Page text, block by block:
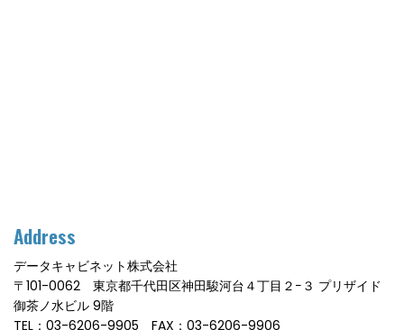
Address
データキャビネット株式会社
〒101-0062 東京都千代田区神田駿河台４丁目２−３ プリザイド
御茶ノ水ビル 9階
TEL：03-6206-9905 FAX：03-6206-9906